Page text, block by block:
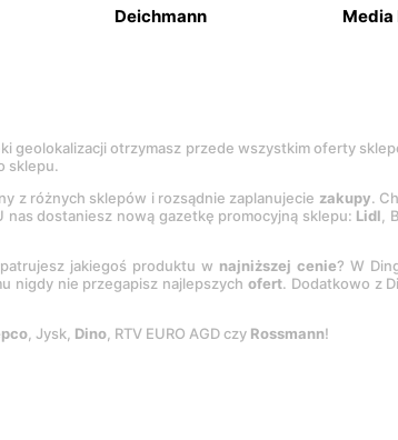
Deichmann
geolokalizacji otrzymasz przede wszystkim oferty
sklepu.
z różnych sklepów i rozsądnie zaplanujecie zakupy.
dostaniesz nową gazetkę promocyjną sklepu: Lidl,
jakiegoś produktu w najniższej cenie? W
nigdy nie przegapisz najlepszychofert. Dodatkowo z
, Jysk, Dino, RTV EURO AGD czy Rossmann!